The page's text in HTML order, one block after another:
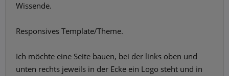
Wissende.
Responsives Template/Theme.
Ich möchte eine Seite bauen, bei der links oben und
unten rechts jeweils in der Ecke ein Logo steht und in